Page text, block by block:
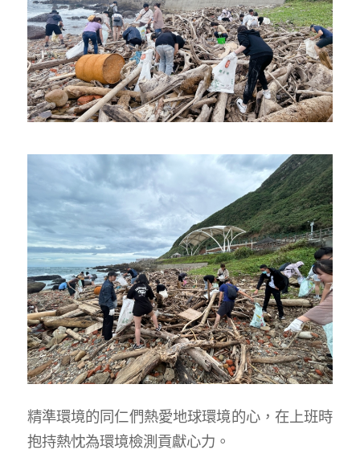
精準環境的同仁們熱愛地球環境的心，在上班時
抱持熱忱為環境檢測貢獻心力。